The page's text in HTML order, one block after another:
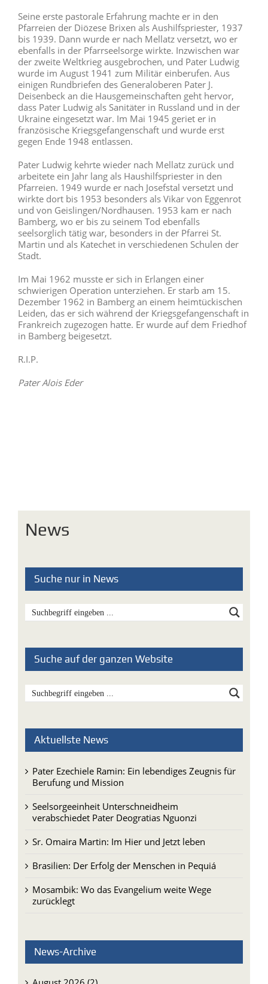
Seine erste pastorale Erfahrung machte er in den
Pfarreien der Diözese Brixen als Aushilfspriester, 1937
bis 1939. Dann wurde er nach Mellatz versetzt, wo er
ebenfalls in der Pfarrseelsorge wirkte. Inzwischen war
der zweite Weltkrieg ausgebrochen, und Pater Ludwig
wurde im August 1941 zum Militär einberufen. Aus
einigen Rundbriefen des Generaloberen Pater J.
Deisenbeck an die Hausgemeinschaften geht hervor,
dass Pater Ludwig als Sanitäter in Russland und in der
Ukraine eingesetzt war. Im Mai 1945 geriet er in
französische Kriegsgefangenschaft und wurde erst
gegen Ende 1948 entlassen.
Pater Ludwig kehrte wieder nach Mellatz zurück und
arbeitete ein Jahr lang als Haushilfspriester in den
Pfarreien. 1949 wurde er nach Josefstal versetzt und
wirkte dort bis 1953 besonders als Vikar von Eggenrot
und von Geislingen/Nordhausen. 1953 kam er nach
Bamberg, wo er bis zu seinem Tod ebenfalls
seelsorglich tätig war, besonders in der Pfarrei St.
Martin und als Katechet in verschiedenen Schulen der
Stadt.
Im Mai 1962 musste er sich in Erlangen einer
schwierigen Operation unterziehen. Er starb am 15.
Dezember 1962 in Bamberg an einem heimtückischen
Leiden, das er sich während der Kriegsgefangenschaft in
Frankreich zugezogen hatte. Er wurde auf dem Friedhof
in Bamberg beigesetzt.
R.I.P.
Pater Alois Eder
News
Suche nur in News
Suche auf der ganzen Website
Aktuellste News
Pater Ezechiele Ramin: Ein lebendiges Zeugnis für
Berufung und Mission
Seelsorgeeinheit Unterschneidheim
verabschiedet Pater Deogratias Nguonzi
Sr. Omaira Martin: Im Hier und Jetzt leben
Brasilien: Der Erfolg der Menschen in Pequiá
Mosambik: Wo das Evangelium weite Wege
zurücklegt
News-Archive